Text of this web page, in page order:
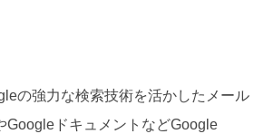
の強力な検索技術を活かしたメール
GoogleドキュメントなどGoogle